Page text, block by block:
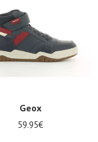
Geox
59.95€